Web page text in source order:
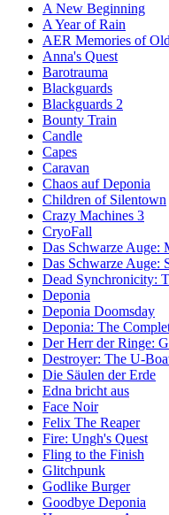
A New Beginning
A Year of Rain
AER Memories of Old
Anna's Quest
Barotrauma
Blackguards
Blackguards 2
Bounty Train
Candle
Capes
Caravan
Chaos auf Deponia
Children of Silentown
Crazy Machines 3
CryoFall
Das Schwarze Auge:
Das Schwarze Auge:
Dead Synchronicity:
Deponia
Deponia Doomsday
Deponia: The
Der Herr der Ringe:
Destroyer: The U-
Die Säulen der Erde
Edna bricht aus
Face Noir
Felix The Reaper
Fire: Ungh's Quest
Fling to the Finish
Glitchpunk
Godlike Burger
Goodbye Deponia